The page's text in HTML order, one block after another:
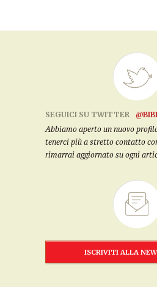
SEGUICI SU TWITTER
Abbiamo aperto un nuovo
tenerci più a stretto contatto
rimarrai aggiornato su ogni
ISCRIVITI ALLA